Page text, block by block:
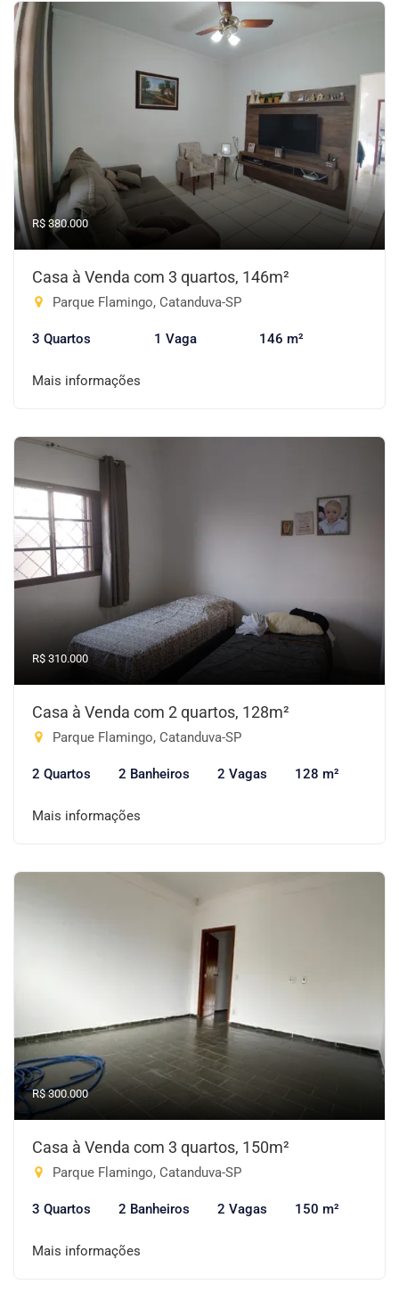
R$ 380.000
Casa à Venda com 3 quartos, 146m²
Parque Flamingo, Catanduva-SP
3 Quartos 1 Vaga 146 m²
Mais informações
R$ 310.000
Casa à Venda com 2 quartos, 128m²
Parque Flamingo, Catanduva-SP
2 Quartos 2 Banheiros 2 Vagas 128 m²
Mais informações
R$ 300.000
Casa à Venda com 3 quartos, 150m²
Parque Flamingo, Catanduva-SP
3 Quartos 2 Banheiros 2 Vagas 150 m²
Mais informações